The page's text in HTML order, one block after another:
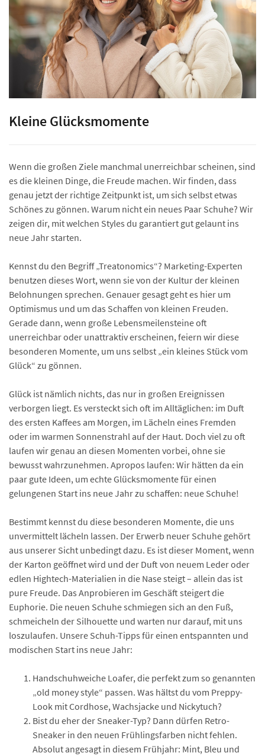
Kleine Glücksmomente
Wenn die großen Ziele manchmal unerreichbar scheinen, sind
es die kleinen Dinge, die Freude machen. Wir finden, dass
genau jetzt der richtige Zeitpunkt ist, um sich selbst etwas
Schönes zu gönnen. Warum nicht ein neues Paar Schuhe? Wir
zeigen dir, mit welchen Styles du garantiert gut gelaunt ins
neue Jahr starten.
Kennst du den Begriff „Treatonomics“? Marketing-Experten
benutzen dieses Wort, wenn sie von der Kultur der kleinen
Belohnungen sprechen. Genauer gesagt geht es hier um
Optimismus und um das Schaffen von kleinen Freuden.
Gerade dann, wenn große Lebensmeilensteine oft
unerreichbar oder unattraktiv erscheinen, feiern wir diese
besonderen Momente, um uns selbst „ein kleines Stück vom
Glück“ zu gönnen.
Glück ist nämlich nichts, das nur in großen Ereignissen
verborgen liegt. Es versteckt sich oft im Alltäglichen: im Duft
des ersten Kaffees am Morgen, im Lächeln eines Fremden
oder im warmen Sonnenstrahl auf der Haut. Doch viel zu oft
laufen wir genau an diesen Momenten vorbei, ohne sie
bewusst wahrzunehmen. Apropos laufen: Wir hätten da ein
paar gute Ideen, um echte Glücksmomente für einen
gelungenen Start ins neue Jahr zu schaffen: neue Schuhe!
Bestimmt kennst du diese besonderen Momente, die uns
unvermittelt lächeln lassen. Der Erwerb neuer Schuhe gehört
aus unserer Sicht unbedingt dazu. Es ist dieser Moment, wenn
der Karton geöffnet wird und der Duft von neuem Leder oder
edlen Hightech-Materialien in die Nase steigt – allein das ist
pure Freude. Das Anprobieren im Geschäft steigert die
Euphorie. Die neuen Schuhe schmiegen sich an den Fuß,
schmeicheln der Silhouette und warten nur darauf, mit uns
loszulaufen. Unsere Schuh-Tipps für einen entspannten und
modischen Start ins neue Jahr:
Handschuhweiche Loafer, die perfekt zum so genannten
„old money style“ passen. Was hältst du vom Preppy-
Look mit Cordhose, Wachsjacke und Nickytuch?
Bist du eher der Sneaker-Typ? Dann dürfen Retro-
Sneaker in den neuen Frühlingsfarben nicht fehlen.
Absolut angesagt in diesem Frühjahr: Mint, Bleu und